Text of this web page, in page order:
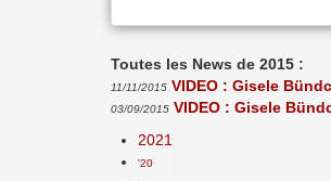
Toutes les News de 2015 :
11/11/2015 VIDEO : Gisele
03/09/2015 VIDEO : Gisele
2021
'20